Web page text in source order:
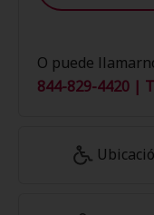
O puede
844-829-4420 |